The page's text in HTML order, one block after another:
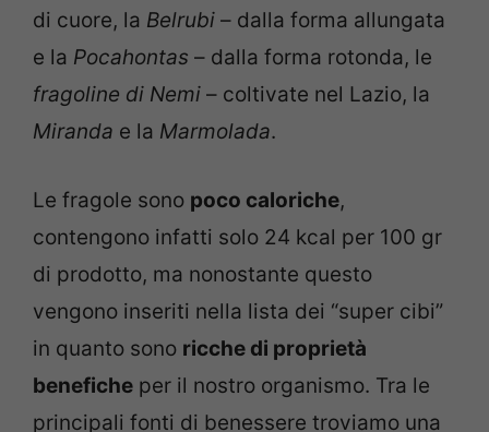
di cuore, la Belrubi – dalla forma allungata
e la Pocahontas – dalla forma rotonda, le
fragoline di Nemi – coltivate nel Lazio, la
Miranda e la Marmolada.
Le fragole sono poco caloriche,
contengono infatti solo 24 kcal per 100 gr
di prodotto, ma nonostante questo
vengono inseriti nella lista dei “super cibi”
in quanto sono ricche di proprietà
benefiche per il nostro organismo. Tra le
principali fonti di benessere troviamo una